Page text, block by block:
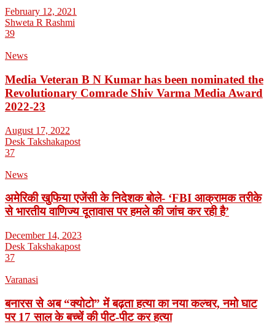
February 12, 2021
Shweta R Rashmi
39
News
Media Veteran B N Kumar has been nominated the
Revolutionary Comrade Shiv Varma Media Award
2022-23
August 17, 2022
Desk Takshakapost
37
News
अमेरिकी खुफिया एजेंसी के निदेशक बोले- ‘FBI आक्रामक तरीके
से भारतीय वाणिज्य दूतावास पर हमले की जांच कर रही है’
December 14, 2023
Desk Takshakapost
37
Varanasi
बनारस से अब “क्योटो” में बढ़ता हत्या का नया कल्चर, नमो घाट
पर 17 साल के बच्चें की पीट-पीट कर हत्या